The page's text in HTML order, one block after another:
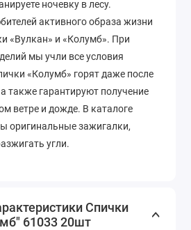
ночевку в лесу.
активного образа жизни
«Вулкан» и «Колумб». При
мы учли все условия
«Колумб» горят даже после
также гарантируют получение
ветре и дожде. В каталоге
оригинальные зажигалки,
угли.
Спички
61033 20шт